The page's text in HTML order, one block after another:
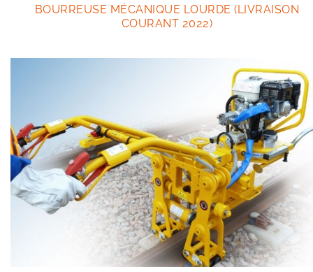
BOURREUSE MÉCANIQUE LOURDE (LIVRAISON
COURANT 2022)
Outillage